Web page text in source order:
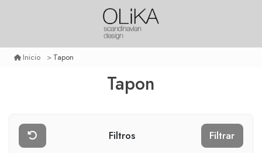
Inicio Tapon
Tapon
Filtros Filtrar